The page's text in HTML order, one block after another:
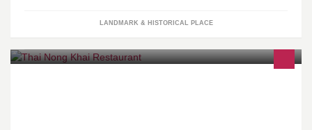
LANDMARK & HISTORICAL PLACE